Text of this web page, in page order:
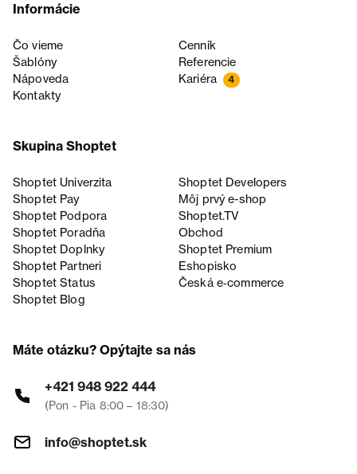
Informácie
Čo vieme
Cenník
Šablóny
Referencie
Nápoveda
Kariéra 4
Kontakty
Skupina Shoptet
Shoptet Univerzita
Shoptet Developers
Shoptet Pay
Môj prvý e-shop
Shoptet Podpora
Shoptet.TV
Shoptet Poradňa
Obchod
Shoptet Doplnky
Shoptet Premium
Shoptet Partneri
Eshopisko
Shoptet Status
Česká e‑commerce
Shoptet Blog
Máte otázku? Opýtajte sa nás
+421 948 922 444
(Pon - Pia 8:00 – 18:30)
info@shoptet.sk